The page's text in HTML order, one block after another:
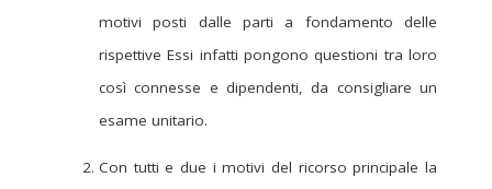
motivi posti dalle parti a fondamento delle
rispettive Essi infatti pongono questioni tra loro
così connesse e dipendenti, da consigliare un
esame unitario.
Con tutti e due i motivi del ricorso principale la